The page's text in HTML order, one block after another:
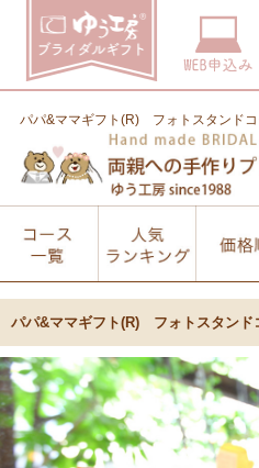
パパ&ママギフト(R) フォトスタンドコ
パパ&ママギフト(R) フォトスタンド